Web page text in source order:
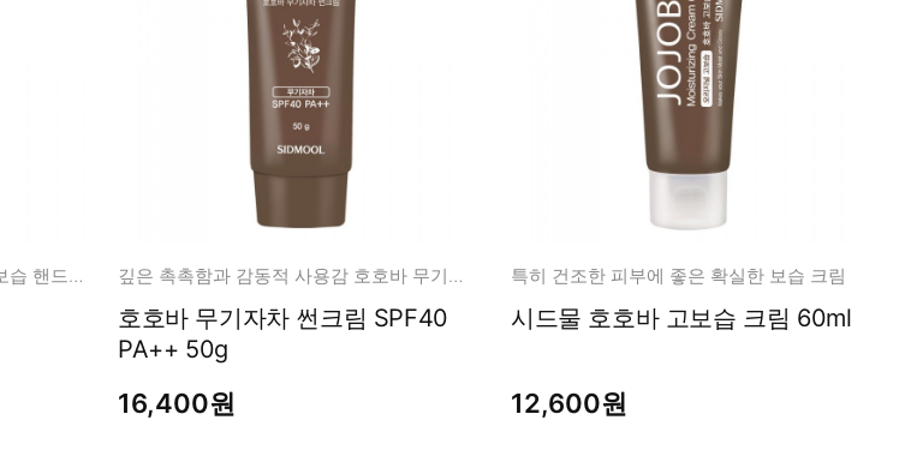
무오일
세라마이드
글루타치온
트라넥사믹
건조함으로부터 지켜드리는 영양 보습 핸드크림 깊은 촉촉함과 감동적 사용감 호호바 무기자차 썬크림
호호바 무기자차 썬크림 SPF40
PA++ 50g
16,400원
특히 건조한 피부에 좋은 확실한 보습 크림
시드물 호호바 고보습 크림 60ml
12,600원